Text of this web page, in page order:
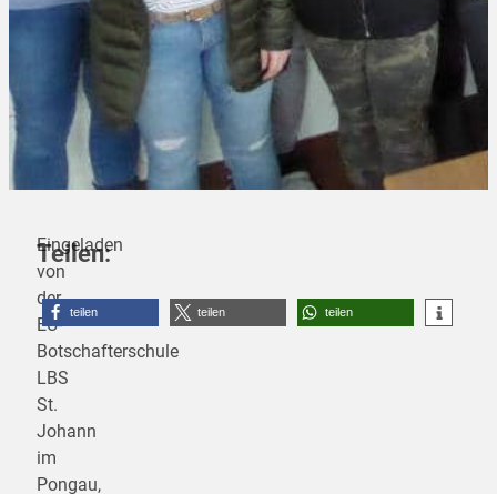
Eingeladen
von
der
EU-
Botschafterschule
LBS
St.
Johann
im
Pongau,
Teilen:
teilen teilen teilen